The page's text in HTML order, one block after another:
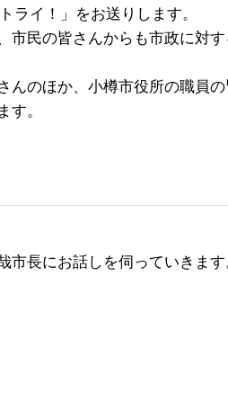
イ！」をお送りします。
民の皆さんからも市政に対
んのほか、小樽市役所の職員
。
市長にお話しを伺っていきま